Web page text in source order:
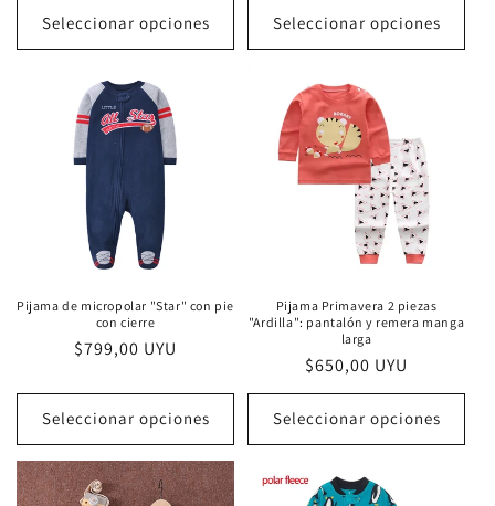
Seleccionar opciones Seleccionar opciones
Pijama de micropolar "Star" con pie
con cierre
Precio
$799,00 UYU
Seleccionar opciones
Pijama Primavera 2 piezas
"Ardilla": pantalón y remera manga
larga
Precio
habitual
$650,00 UYU
Seleccionar opciones